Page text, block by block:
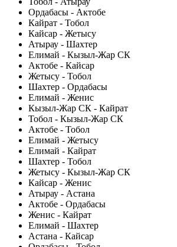
Ордабасы - Актобе
Кайрат - Тобол
Кайсар - Жетысу
Атырау - Шахтер
Елимай - Кызыл-Жар СК
Актобе - Кайсар
Жетысу - Тобол
Шахтер - Ордабасы
Елимай - Женис
Кызыл-Жар СК - Кайрат
Тобол - Кызыл-Жар СК
Актобе - Тобол
Елимай - Жетысу
Елимай - Кайрат
Шахтер - Тобол
Жетысу - Кызыл-Жар СК
Кайсар - Женис
Атырау - Астана
Актобе - Ордабасы
Женис - Кайрат
Елимай - Шахтер
Астана - Кайсар